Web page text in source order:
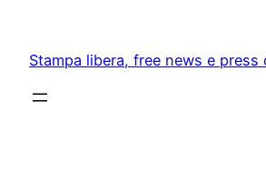
content
Stampa libera, free news e press